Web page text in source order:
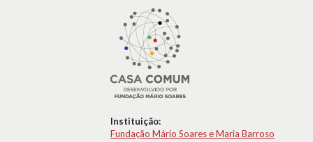
Instituição:
Fundação Mário Soares e Maria Barroso